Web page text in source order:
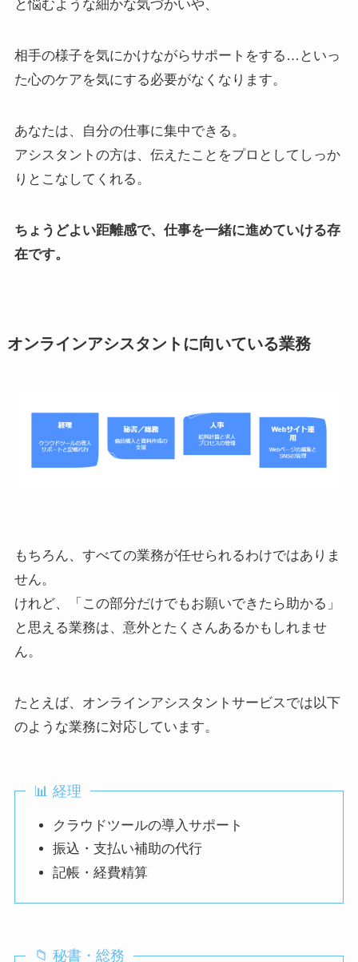
と悩むような細かな気づかいや、
相手の様子を気にかけながらサポートをする…といっ
た心のケアを気にする必要がなくなります。
あなたは、自分の仕事に集中できる。
アシスタントの方は、伝えたことをプロとしてしっか
りとこなしてくれる。
ちょうどよい距離感で、仕事を一緒に進めていける存
在です。
オンラインアシスタントに向いている業務
もちろん、すべての業務が任せられるわけではありま
せん。
けれど、「この部分だけでもお願いできたら助かる」
と思える業務は、意外とたくさんあるかもしれませ
ん。
たとえば、オンラインアシスタントサービスでは以下
のような業務に対応しています。
📊 経理
クラウドツールの導入サポート
振込・支払い補助の代行
記帳・経費精算
📁 秘書・総務